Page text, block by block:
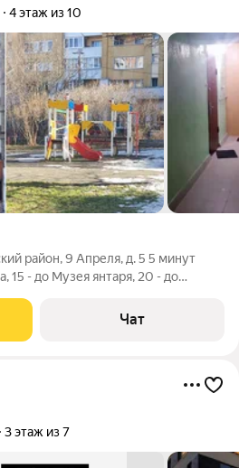
4 этаж из 10
район, 9 Апреля, д. 5 5 минут
15 - до Музея янтаря, 20 - до
+ электричка - и вы на
Чат
3 этаж из 7